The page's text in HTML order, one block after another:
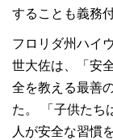
することも義務
フロリダ州ハイ
世大佐は、「安
全を教える最善
た。 「子供たち
人が安全な習慣